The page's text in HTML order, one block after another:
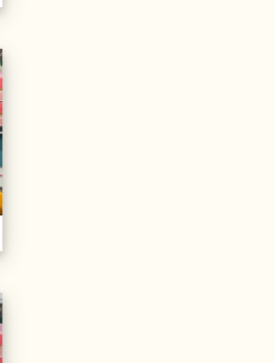
20211206校內語文競賽
20211206校內語文競賽